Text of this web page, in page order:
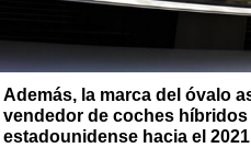
Además, la marca del óvalo
vendedor de coches híbridos
estadounidense hacia el